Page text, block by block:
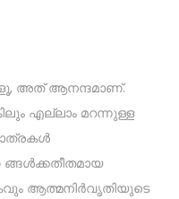
അത് ആനന്ദമാണ്.
എല്ലാം മറന്നുള്ള
ആത്മനിർവൃതിയുടെ